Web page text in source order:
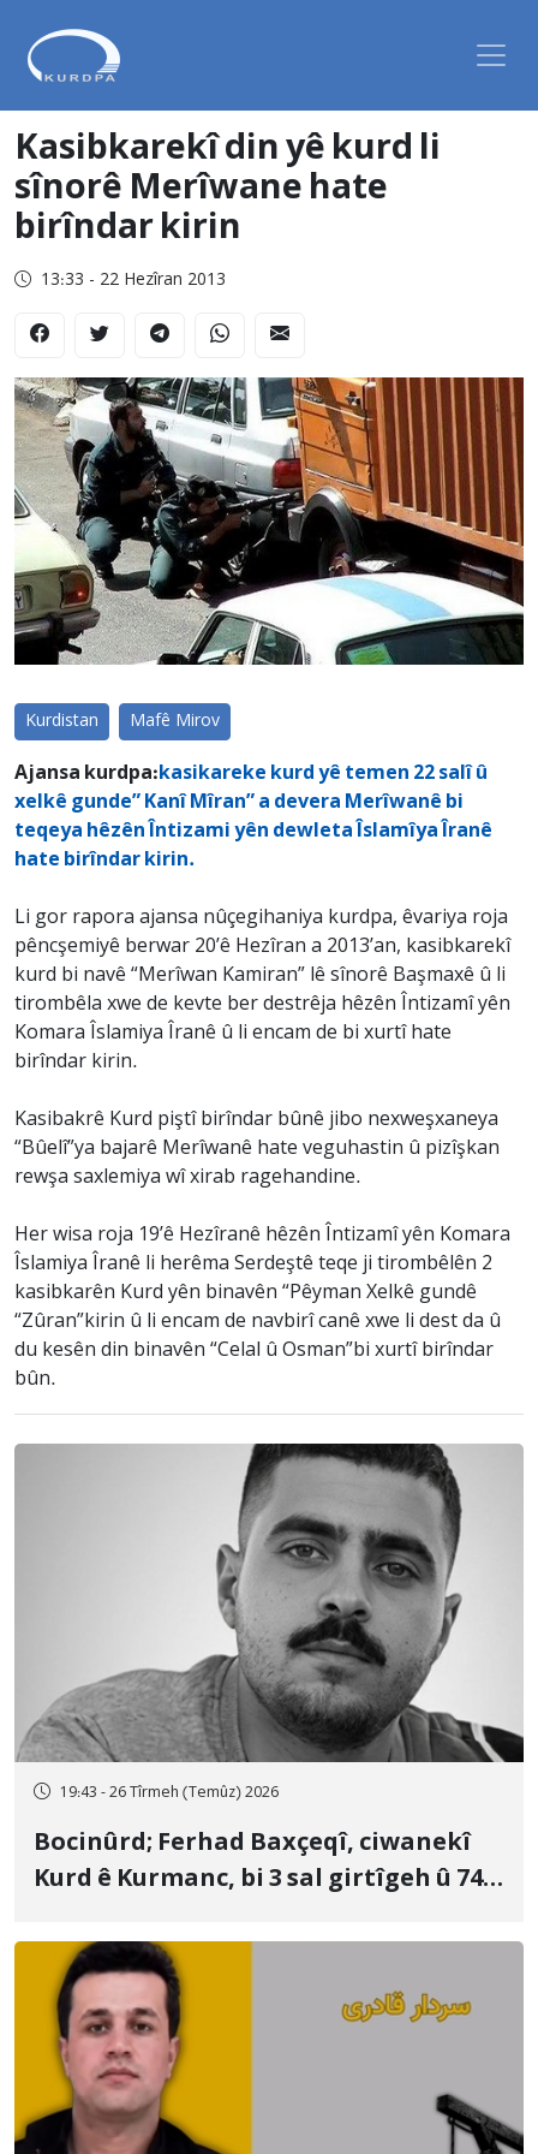
Kasibkarekî din yê kurd li
sînorê Merîwane hate
birîndar kirin
13:33 - 22 Hezîran 2013
Kurdistan Mafê Mirov
Ajansa kurdpa:kasikareke kurd yê temen 22 salî û
xelkê gunde” Kanî Mîran” a devera Merîwanê bi
teqeya hêzên Întizami yên dewleta Îslamîya Îranê
hate birîndar kirin.
Li gor rapora ajansa nûçegihaniya kurdpa, êvariya roja
pêncşemiyê berwar 20’ê Hezîran a 2013’an, kasibkarekî
kurd bi navê “Merîwan Kamiran” lê sînorê Başmaxê û li
tirombêla xwe de kevte ber destrêja hêzên Întizamî yên
Komara Îslamiya Îranê û li encam de bi xurtî hate
birîndar kirin.
Kasibakrê Kurd piştî birîndar bûnê jibo nexweşxaneya
“Bûelî”ya bajarê Merîwanê hate veguhastin û pizîşkan
rewşa saxlemiya wî xirab ragehandine.
Her wisa roja 19’ê Hezîranê hêzên Întizamî yên Komara
Îslamiya Îranê li herêma Serdeştê teqe ji tirombêlên 2
kasibkarên Kurd yên binavên “Pêyman Xelkê gundê
“Zûran”kirin û li encam de navbirî canê xwe li dest da û
du kesên din binavên “Celal û Osman”bi xurtî birîndar
bûn.
19:43 - 26 Tîrmeh (Temûz) 2026
Bocinûrd; Ferhad Baxçeqî, ciwanekî
Kurd ê Kurmanc, bi 3 sal girtîgeh û 74